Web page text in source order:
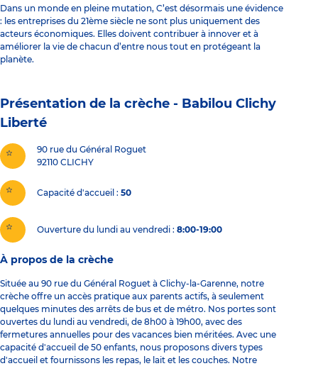
Dans un monde en pleine mutation, C’est désormais une évidence
: les entreprises du 21ème siècle ne sont plus uniquement des
acteurs économiques. Elles doivent contribuer à innover et à
améliorer la vie de chacun d’entre nous tout en protégeant la
planète.
Présentation de la crèche - Babilou Clichy
Liberté
90 rue du Général Roguet
92110 CLICHY
Capacité d'accueil 50
Ouverture du lundi au vendredi : 8:00-19:00
À propos de la crèche
Située au 90 rue du Général Roguet à Clichy-la-Garenne, notre
crèche offre un accès pratique aux parents actifs, à seulement
quelques minutes des arrêts de bus et de métro. Nos portes sont
ouvertes du lundi au vendredi, de 8h00 à 19h00, avec des
fermetures annuelles pour des vacances bien méritées. Avec une
capacité d'accueil de 50 enfants, nous proposons divers types
d'accueil et fournissons les repas, le lait et les couches. Notre